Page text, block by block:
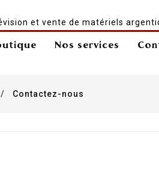
et vente de matériels
Nos services
Contactez-nous